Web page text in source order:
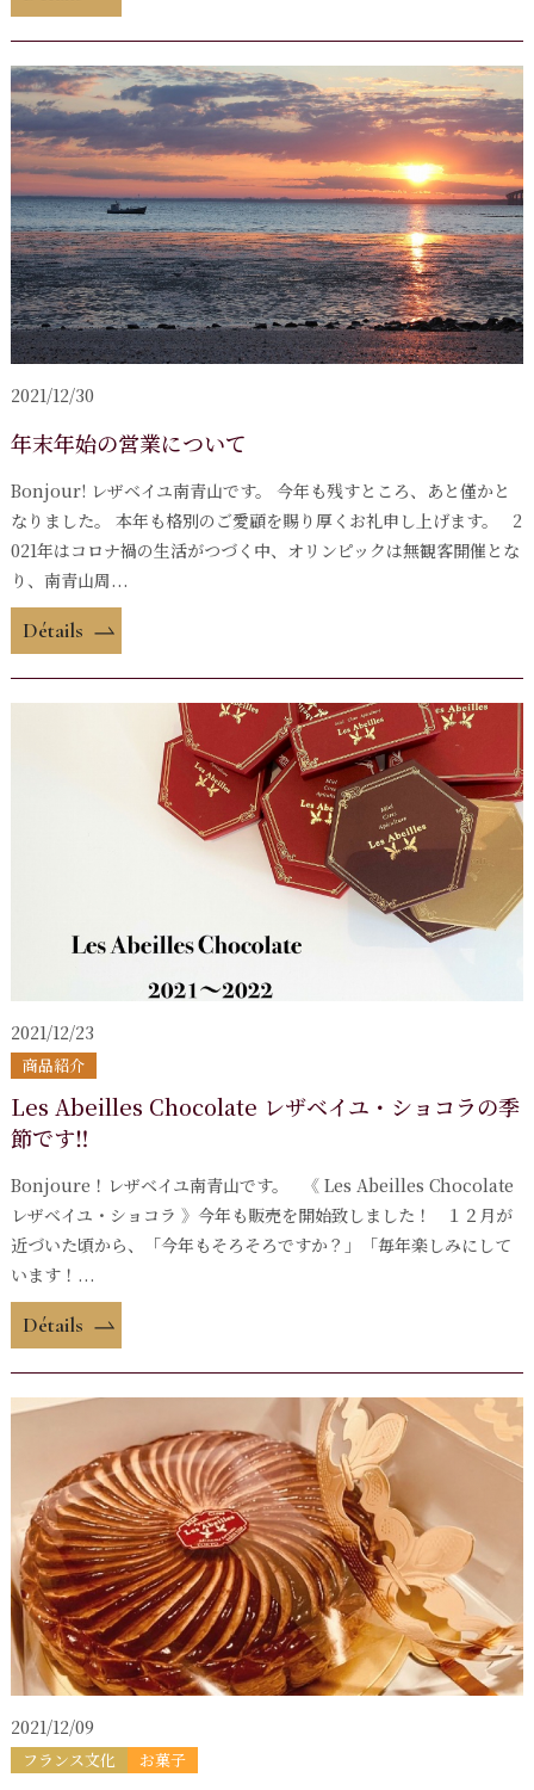
2021/12/30
年末年始の営業について
Bonjour! レザベイユ南青山です。 今年も残すところ、あと僅かと
なりました。 本年も格別のご愛顧を賜り厚くお礼申し上げます。 2
021年はコロナ禍の生活がつづく中、オリンピックは無観客開催とな
り、南青山周...
Détails
2021/12/23
商品紹介
Les Abeilles Chocolate レザベイユ・ショコラの季
節です‼
Bonjoure！レザベイユ南青山です。 《 Les Abeilles Chocolate
レザベイユ・ショコラ 》今年も販売を開始致しました！ １２月が
近づいた頃から、「今年もそろそろですか？」「毎年楽しみにして
います！...
Détails
2021/12/09
フランス文化 お菓子